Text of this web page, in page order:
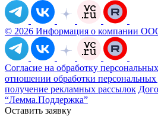
© 2026 Информация о компании
Согласие на обработку
отношении обработки
получение рекламных рассылок
“Лемма.Поддержка”
Оставить заявку